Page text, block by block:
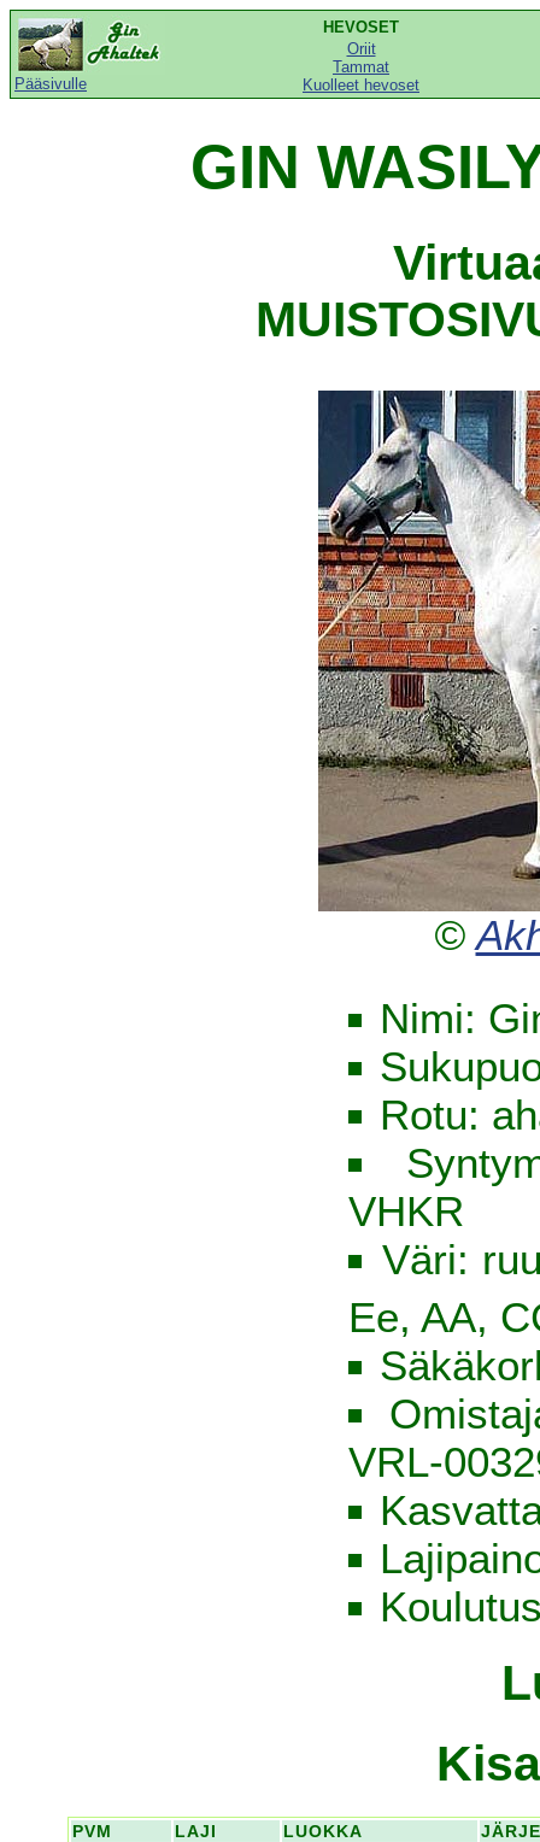
Pääsivulle
HEVOSET
Oriit
Tammat
Kuolleet hevoset
GIN
©
Nimi:
Rotu:
VHKR
Väri:
Ee, AA,
VRL-
PVM LAJI LUOKKA